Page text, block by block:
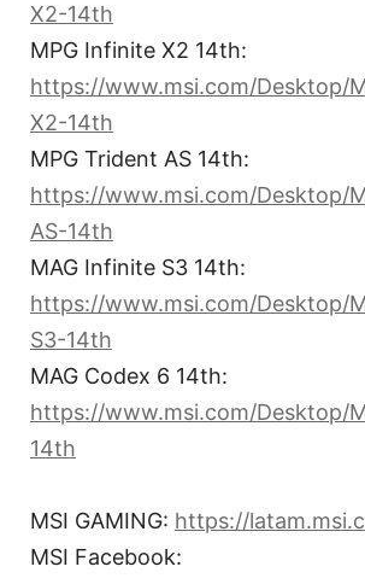
X2-14th
MPG Infinite X2 14th:
https://www.msi.com/Desktop/
X2-14th
MPG Trident AS 14th:
https://www.msi.com/Desktop/
AS-14th
MAG Infinite S3 14th:
https://www.msi.com/Desktop/
S3-14th
MAG Codex 6 14th:
https://www.msi.com/Desktop/
14th
MSI GAMING: https://
MSI Facebook: